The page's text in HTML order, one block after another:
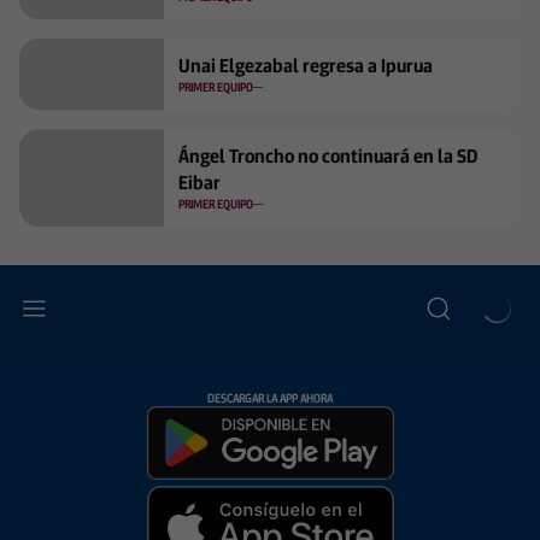
Unai Elgezabal regresa a Ipurua
PRIMER EQUIPO
Ángel Troncho no continuará en la SD
Eibar
PRIMER EQUIPO
DESCARGAR LA APP AHORA